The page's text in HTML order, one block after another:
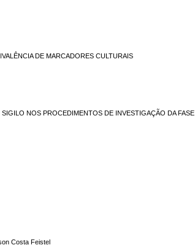
DE MARCADORES CULTURAIS
NOS PROCEDIMENTOS DE INVESTIGAÇÃO DA FASE
Costa Feistel